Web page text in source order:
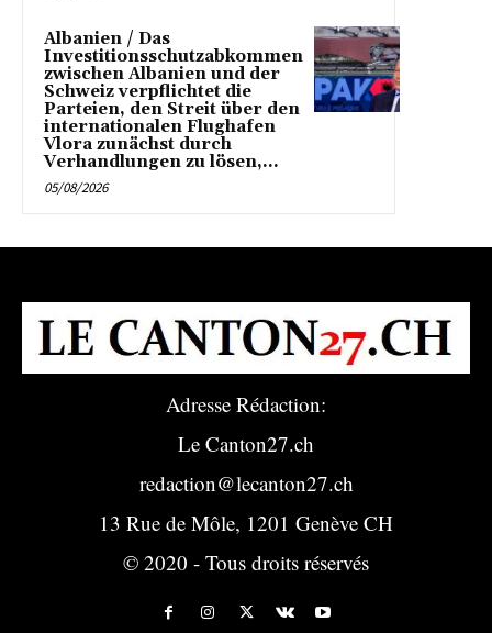
Albanien / Das
Investitionsschutzabkommen
zwischen Albanien und der
Schweiz verpflichtet die
Parteien, den Streit über den
internationalen Flughafen
Vlora zunächst durch
Verhandlungen zu lösen,...
05/08/2026
Adresse Rédaction:
Le Canton27.ch
redaction@lecanton27.ch
13 Rue de Môle, 1201 Genève CH
© 2020 - Tous droits réservés